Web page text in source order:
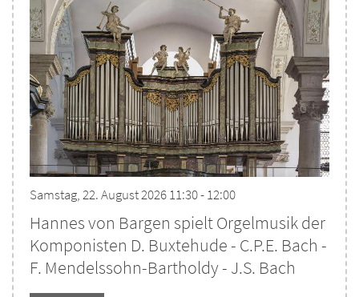
Samstag, 22. August 2026 11:30 - 12:00
Hannes von Bargen spielt Orgelmusik der
Komponisten D. Buxtehude - C.P.E. Bach -
F. Mendelssohn-Bartholdy - J.S. Bach